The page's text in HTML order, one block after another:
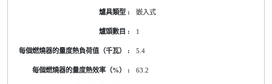
嵌入式
1
5.4
63.2